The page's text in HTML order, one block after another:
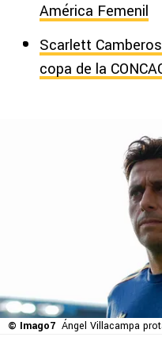
América Femenil
Scarlett
copa de la
© Imago7 Ángel Villacampa